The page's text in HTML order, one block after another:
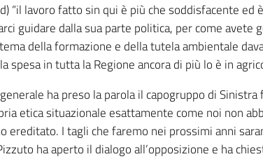
“il lavoro fatto sin qui è più che soddisfacente
guidare dalla sua parte politica, per come avete
della formazione e della tutela ambientale
spesa in tutta la Regione ancora di più lo è in
ha preso la parola il capogruppo di
etica situazionale esattamente come noi non
ereditato. I tagli che faremo nei prossimi anni
ha aperto il dialogo all’opposizione e ha